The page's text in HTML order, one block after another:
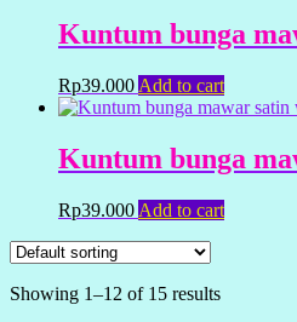
Kuntum bunga
Rp39.000 Add to cart
Kuntum bunga
Rp39.000 Add to cart
Showing 1–12 of 15 results